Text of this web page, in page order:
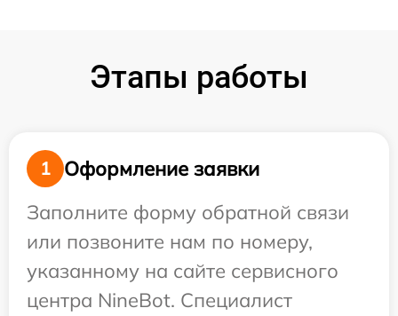
Этапы работы
1
Оформление заявки
Заполните форму обратной связи
или позвоните нам по номеру,
указанному на сайте сервисного
центра NineBot. Специалист